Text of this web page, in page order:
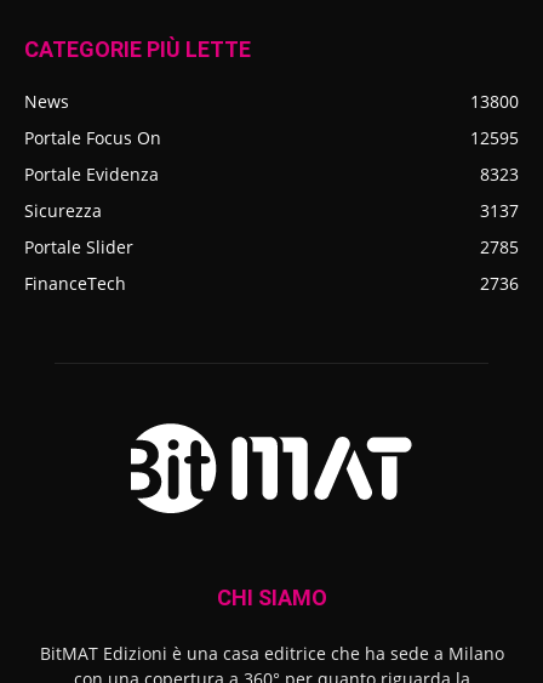
CATEGORIE PIÙ LETTE
News
13800
Portale Focus On
12595
Portale Evidenza
8323
Sicurezza
3137
Portale Slider
2785
FinanceTech
2736
CHI SIAMO
BitMAT Edizioni è una casa editrice che ha sede a Milano